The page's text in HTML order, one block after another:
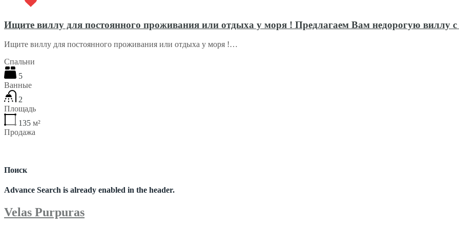
Ищите виллу для постоянного проживания или отдыха у моря ! Предлагаем Вам недорогую виллу с
Ищите виллу для постоянного проживания или отдыха у моря !…
Спальни
5
Ванные
2
Площадь
135 м²
Продажа
Поиск
Advance Search is already enabled in the header.
Velas Purpuras